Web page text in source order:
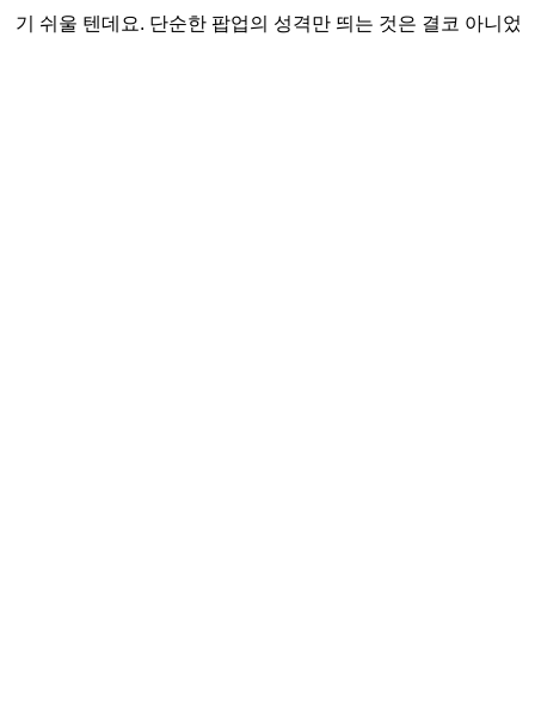
기 쉬울 텐데요. 단순한 팝업의 성격만 띄는 것은 결코 아니었